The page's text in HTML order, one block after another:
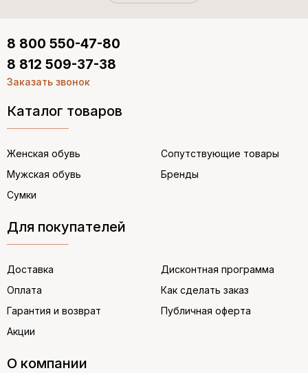
Каталог товаров
Женская обувь
Мужская обувь
Сумки
Сопутствующие товары
Бренды
Для покупателей
Доставка
Оплата
Гарантия и возврат
Акции
Дисконтная программа
Как сделать заказ
Публичная оферта
О компании
8 800 550-47-80
8 812 509-37-38
Заказать звонок